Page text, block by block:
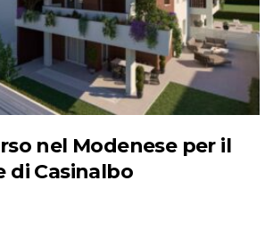
nel Modenese per il
di Casinalbo